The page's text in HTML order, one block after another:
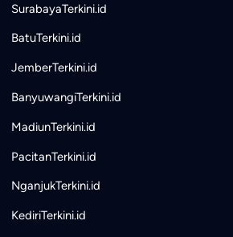
SurabayaTerkini.id
BatuTerkini.id
JemberTerkini.id
BanyuwangiTerkini.id
MadiunTerkini.id
PacitanTerkini.id
NganjukTerkini.id
KediriTerkini.id